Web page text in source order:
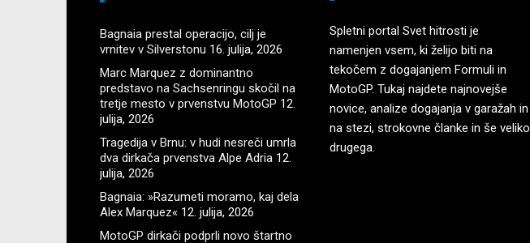
Bagnaia prestal operacijo, cilj je
vrnitev v Silverstonu 16. julija, 2026
Marc Marquez z dominantno
predstavo na Sachsenringu skočil na
tretje mesto v prvenstvu MotoGP 12.
julija, 2026
Tragedija v Brnu: v hudi nesreči umrla
dva dirkača prvenstva Alpe Adria 12.
julija, 2026
Bagnaia: »Razumeti moramo, kaj dela
Alex Marquez« 12. julija, 2026
MotoGP dirkači podprli novo štartno
Spletni portal Svet hitrosti je
namenjen vsem, ki želijo biti na
tekočem z dogajanjem Formuli in
MotoGP. Tukaj najdete najnovejše
novice, analize dogajanja v garažah in
na stezi, strokovne članke in še veliko
drugega.